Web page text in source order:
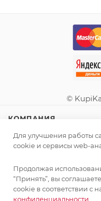
©
КОМПАНИЯ
ИНФОРМАЦИЯ
ПОМОЩЬ
Для улучшения работы
cookie и сервисы web-
Продолжая
“Принять”, вы
cookie в соответствии с
конфиденциальности.